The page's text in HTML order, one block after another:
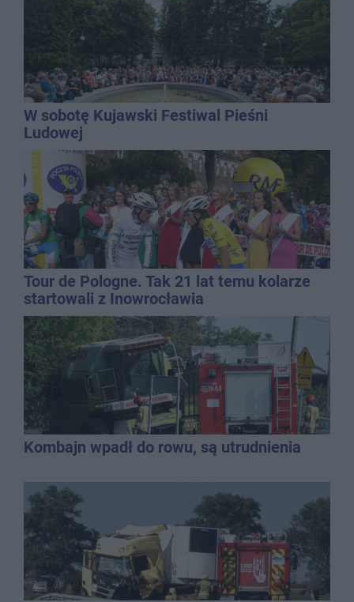
W sobotę Kujawski Festiwal Pieśni
Ludowej
Tour de Pologne. Tak 21 lat temu kolarze
startowali z Inowrocławia
Kombajn wpadł do rowu, są utrudnienia